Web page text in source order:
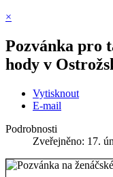
×
Pozvánka pro
hody v
Vytisknout
E-mail
Podrobnosti
Zveřejněno: 17.